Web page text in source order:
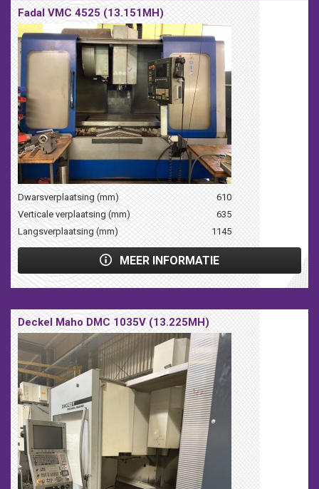
Fadal VMC 4525 (13.151MH)
Dwarsverplaatsing (mm)
610
Verticale verplaatsing (mm)
635
Langsverplaatsing (mm)
1145
MEER INFORMATIE
Deckel Maho DMC 1035V (13.225MH)